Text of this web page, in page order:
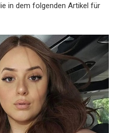
in dem folgenden Artikel für